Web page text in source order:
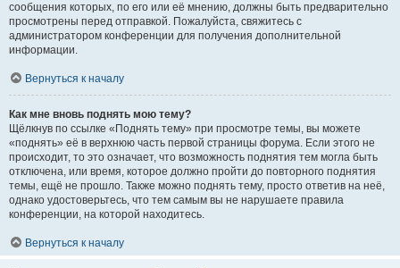
сообщения которых, по его или её мнению, должны быть предварительно
просмотрены перед отправкой. Пожалуйста, свяжитесь с
администратором конференции для получения дополнительной
информации.
Вернуться к началу
Как мне вновь поднять мою тему?
Щёлкнув по ссылке «Поднять тему» при просмотре темы, вы можете
«поднять» её в верхнюю часть первой страницы форума. Если этого не
происходит, то это означает, что возможность поднятия тем могла быть
отключена, или время, которое должно пройти до повторного поднятия
темы, ещё не прошло. Также можно поднять тему, просто ответив на неё,
однако удостоверьтесь, что тем самым вы не нарушаете правила
конференции, на которой находитесь.
Вернуться к началу